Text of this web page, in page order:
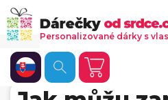
Personalizované dárky s